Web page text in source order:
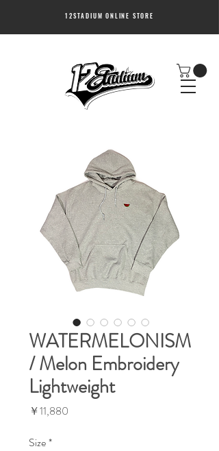
12STADIUM ONLINE STORE
WATERMELONISM
/ Melon Embroidery
Lightweight
￥11,880
Size*